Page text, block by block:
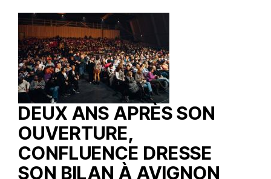
DEUX ANS APRÈS SON
OUVERTURE,
CONFLUENCE DRESSE
SON BILAN À AVIGNON